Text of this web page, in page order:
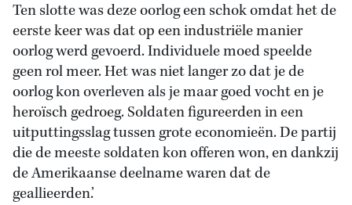
Ten slotte was deze oorlog een schok omdat het de
eerste keer was dat op een industriële manier
oorlog werd gevoerd. Individuele moed speelde
geen rol meer. Het was niet langer zo dat je de
oorlog kon overleven als je maar goed vocht en je
heroïsch gedroeg. Soldaten figureerden in een
uitputtingsslag tussen grote economieën. De partij
die de meeste soldaten kon offeren won, en dankzij
de Amerikaanse deelname waren dat de
geallieerden.’